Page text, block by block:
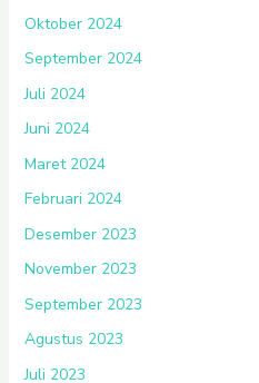
Oktober 2024
September 2024
Juli 2024
Juni 2024
Maret 2024
Februari 2024
Desember 2023
November 2023
September 2023
Agustus 2023
Juli 2023